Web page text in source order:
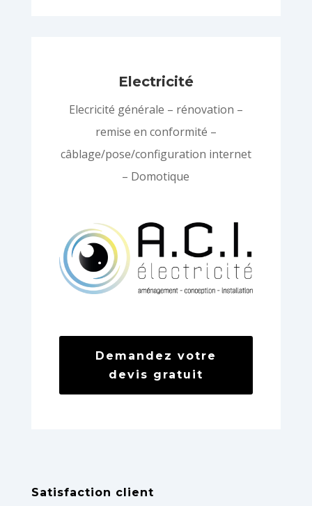
Electricité
Elecricité générale – rénovation –
remise en conformité –
câblage/pose/configuration internet
– Domotique
Demandez votre
devis gratuit
Satisfaction client